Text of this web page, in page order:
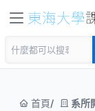
首頁 系所